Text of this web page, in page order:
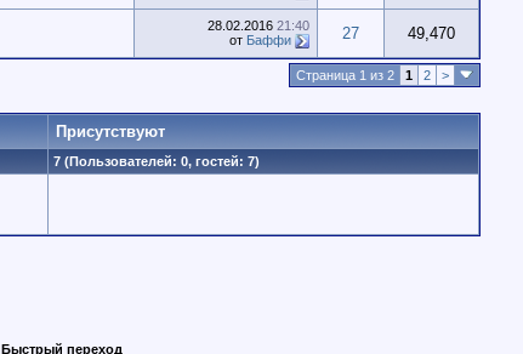
28.02.2016 21:40
от Баффи 27 49,470
Страница 1 из 2 1 2 >
Присутствуют
7 (Пользователей: 0, гостей: 7)
Быстрый переход